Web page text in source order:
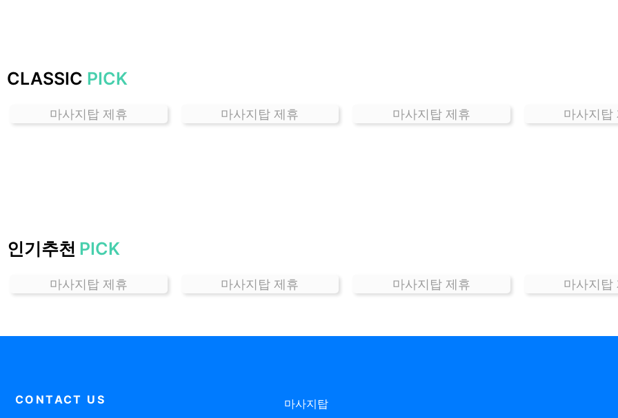
곳
가
추
천
CLASSIC PICK
마사지탑 제휴 마사지탑 제휴 마사지탑 제휴 마사지탑
인기추천 PICK
마사지탑 제휴 마사지탑 제휴 마사지탑 제휴 마사지탑
CONTACT US 마사지탑